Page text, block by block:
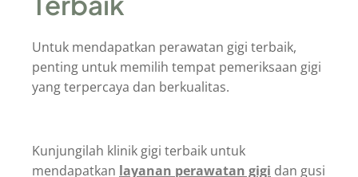
Untuk mendapatkan perawatan gigi terbaik,
penting untuk memilih tempat pemeriksaan gigi
yang terpercaya dan berkualitas.
Kunjungilah klinik gigi terbaik untuk
mendapatkan layanan perawatan gigi dan gusi